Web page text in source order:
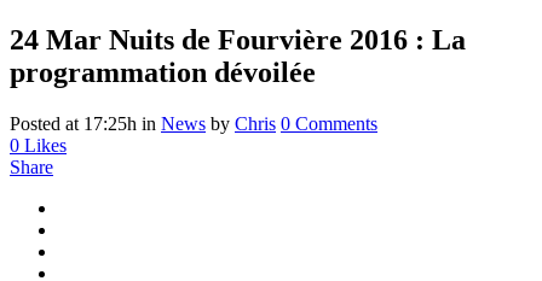
24 Mar Nuits de Fourvière 2016 : La
programmation dévoilée
Posted at 17:25h in News by Chris 0 Comments
0 Likes
Share